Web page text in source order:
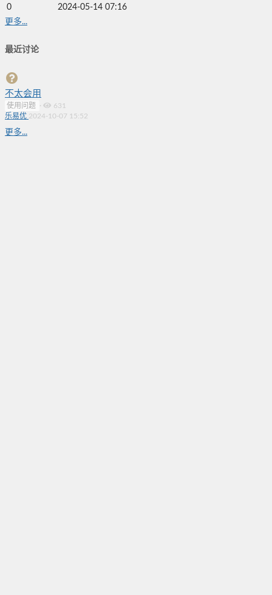
0
2024-05-14 07:16
更多...
最近讨论
不太会用
使用问题 ·
631
乐易优 2024-10-07 15:52
更多...